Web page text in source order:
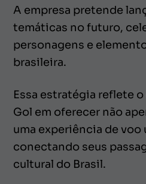
A empresa pretende
temáticas no futuro,
personagens e
brasileira.
Essa estratégia reflete
Gol em oferecer não
uma experiência de voo
conectando seus
cultural do Brasil.